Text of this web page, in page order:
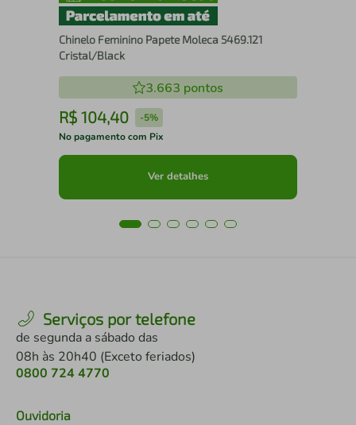
Chinelo Feminino Papete Moleca 5469.121
Cristal/Black
3.663 pontos
R$ 104,40 -5%
No pagamento com Pix
Ver detalhes
Serviços por telefone
de segunda a sábado das
08h às 20h40 (Exceto feriados)
0800 724 4770
Ouvidoria